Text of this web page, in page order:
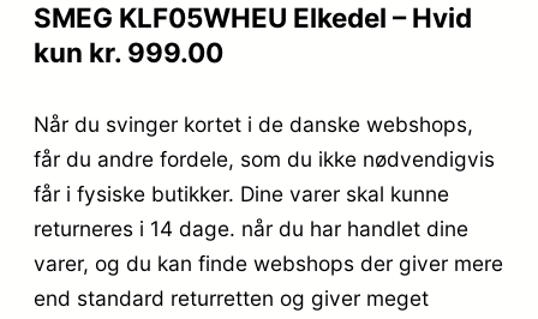
SMEG KLF05WHEU Elkedel – Hvid
kun kr. 999.00
Når du svinger kortet i de danske webshops,
får du andre fordele, som du ikke nødvendigvis
får i fysiske butikker. Dine varer skal kunne
returneres i 14 dage. når du har handlet dine
varer, og du kan finde webshops der giver mere
end standard returretten og giver meget